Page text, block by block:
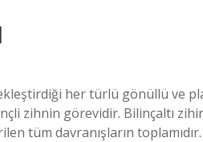
her türlü gönüllü ve
zihnin görevidir. Bilinçaltı
tüm davranışların